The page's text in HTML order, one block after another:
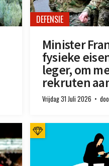
DEFENSIE
Minister
fysieke
leger, om
rekruten
Vrijdag 31 Juli 2026